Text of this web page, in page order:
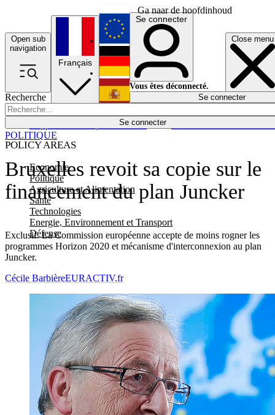
Ga naar de hoofdinhoud
Open sub
navigation
Close menu
Recherche
Se connecter
POLICY AREAS
Economie
Politique
Agriculture et Alimentation
Santé
Technologies
Energie, Environnement et Transport
Défense
Économie
Français
English
Deutsch
Español
Se connecter
Vous êtes déconnecté.
Se connecter
Bruxelles revoit sa copie sur le
financement du plan Juncker
Exclusif. La Commission européenne accepte de moins rogner les
programmes Horizon 2020 et mécanisme d'interconnexion au plan
Juncker.
POLITIQUE
Cécile BarbièreEURACTIV.fr